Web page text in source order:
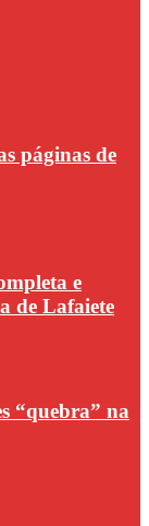
páginas de
e
de Lafaiete
“quebra” na